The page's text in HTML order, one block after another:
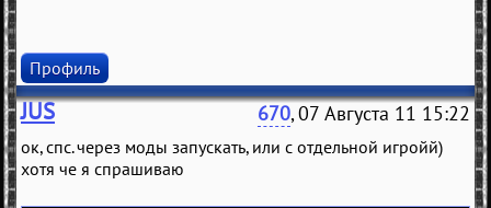
Профиль
JUS 670, 07 Августа 11 15:22
ок, спс. через моды запускать, или с отдельной игройй)
хотя че я спрашиваю